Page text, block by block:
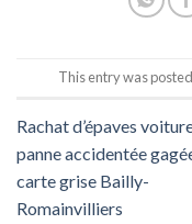
This entry was
Rachat d’épaves
panne accidentée
carte grise Bailly-
Romainvilliers